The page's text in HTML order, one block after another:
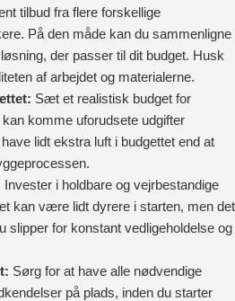
tilbud fra flere forskellige
På den måde kan du sammenligne
der passer til dit budget. Husk
af arbejdet og materialerne.
Sæt et realistisk budget for
komme uforudsete udgifter
lidt ekstra luft i budgettet end at
Invester i holdbare og vejrbestandige
kan være lidt dyrere i starten, men det
slipper for konstant vedligeholdelse og
Sørg for at have alle nødvendige
på plads, inden du starter